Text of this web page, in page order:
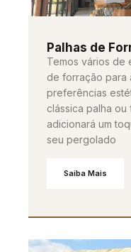
Palhas de
Temos vários de
de forração para
preferências
clássica palha
adicionará um
seu pergolado
Saiba Mais